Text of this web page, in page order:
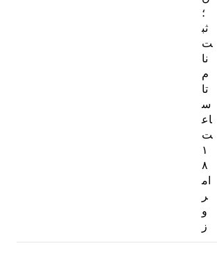
؛
ثب
ت‌
نا
م
تا
س
اع
ت
۱
۸
ام
ر
و
ز